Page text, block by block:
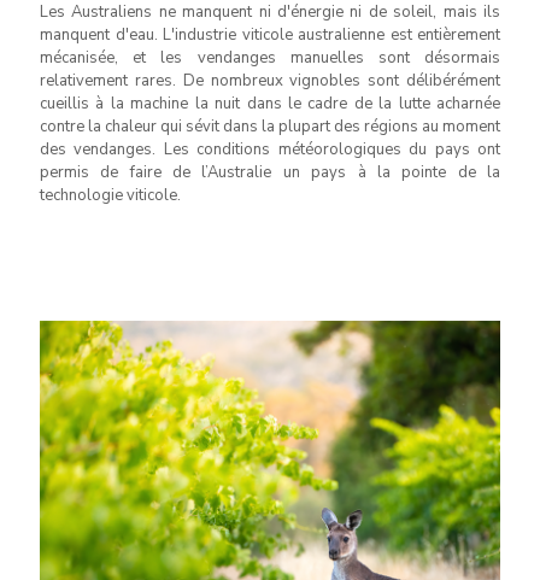
Les Australiens ne manquent ni d'énergie ni de soleil, mais ils
manquent d'eau. L'industrie viticole australienne est entièrement
mécanisée, et les vendanges manuelles sont désormais
relativement rares. De nombreux vignobles sont délibérément
cueillis à la machine la nuit dans le cadre de la lutte acharnée
contre la chaleur qui sévit dans la plupart des régions au moment
des vendanges. Les conditions météorologiques du pays ont
permis de faire de l’Australie un pays à la pointe de la
technologie viticole.
NOS REGIONS